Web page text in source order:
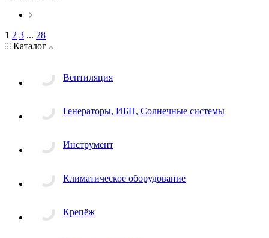
1 2 3 ... 28
Каталог
Вентиляция
Генераторы, ИБП, Солнечные системы
Инструмент
Климатическое оборудование
Крепёж